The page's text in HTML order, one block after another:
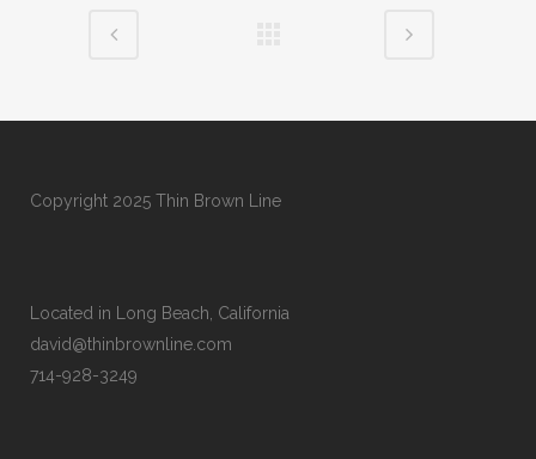
Copyright 2025 Thin Brown Line
Located in Long Beach, California
david@thinbrownline.com
714-928-3249